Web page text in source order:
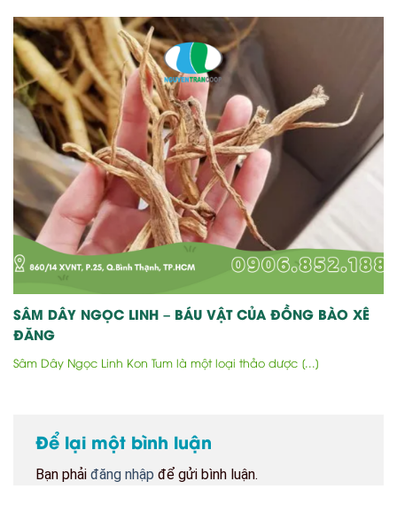
SÂM DÂY NGỌC LINH – BÁU VẬT CỦA ĐỒNG BÀO XÊ
ĐĂNG
Sâm Dây Ngọc Linh Kon Tum là một loại thảo dược [...]
Để lại một bình luận
Bạn phải đăng nhập để gửi bình luận.